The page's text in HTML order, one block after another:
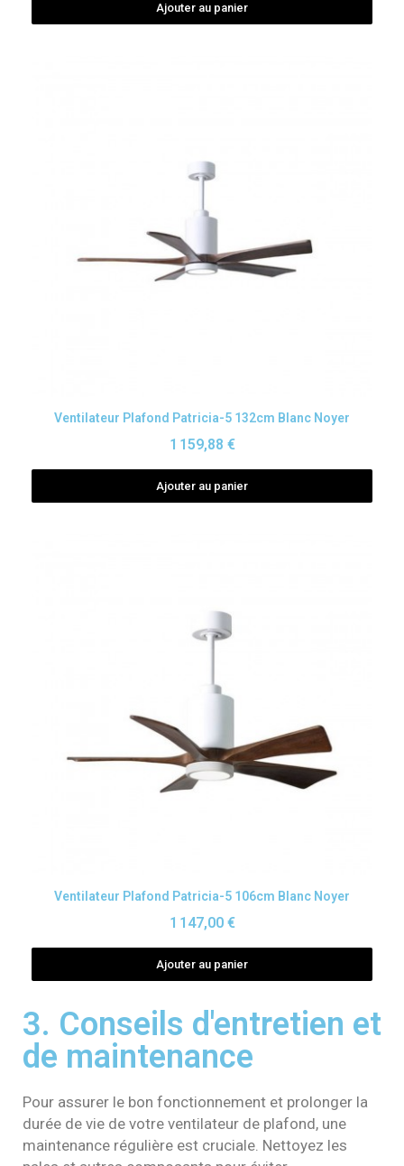
Ajouter au panier
Aperçu rapide
Ventilateur Plafond Patricia-5 132cm Blanc Noyer
1 159,88 €
Ajouter au panier
Aperçu rapide
Ventilateur Plafond Patricia-5 106cm Blanc Noyer
1 147,00 €
Ajouter au panier
3. Conseils d'entretien et
de maintenance
Pour assurer le bon fonctionnement et prolonger la
durée de vie de votre ventilateur de plafond, une
maintenance régulière est cruciale. Nettoyez les